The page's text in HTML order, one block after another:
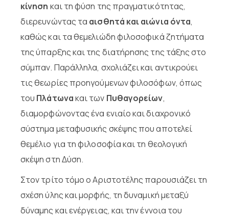
κίνηση και τη φύση της πραγματικότητας,
διερευνώντας τα αισθητά και αιώνια όντα,
καθώς και τα θεμελιώδη φιλοσοφικά ζητήματα
της ύπαρξης και της διατήρησης της τάξης στο
σύμπαν. Παράλληλα, σχολιάζει και αντικρούει
τις θεωρίες προηγούμενων φιλοσόφων, όπως
του Πλάτωνακαι των Πυθαγορείων,
διαμορφώνοντας ένα ενιαίο και διαχρονικό
σύστημα μεταφυσικής σκέψης που αποτελεί
θεμέλιο για τη φιλοσοφία και τη θεολογική
σκέψη στη Δύση.
Στον τρίτο τόμο ο Αριστοτέλης παρουσιάζει τη
σχέση ύλης και μορφής, τη δυναμική μεταξύ
δύναμης και ενέργειας, και την έννοια του